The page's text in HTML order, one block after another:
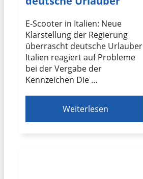
E-Scooter in Italien: Neue
Klarstellung der Regierung
überrascht deutsche Urlauber
Italien reagiert auf Probleme
bei der Vergabe der
Kennzeichen Die …
Weiterlesen